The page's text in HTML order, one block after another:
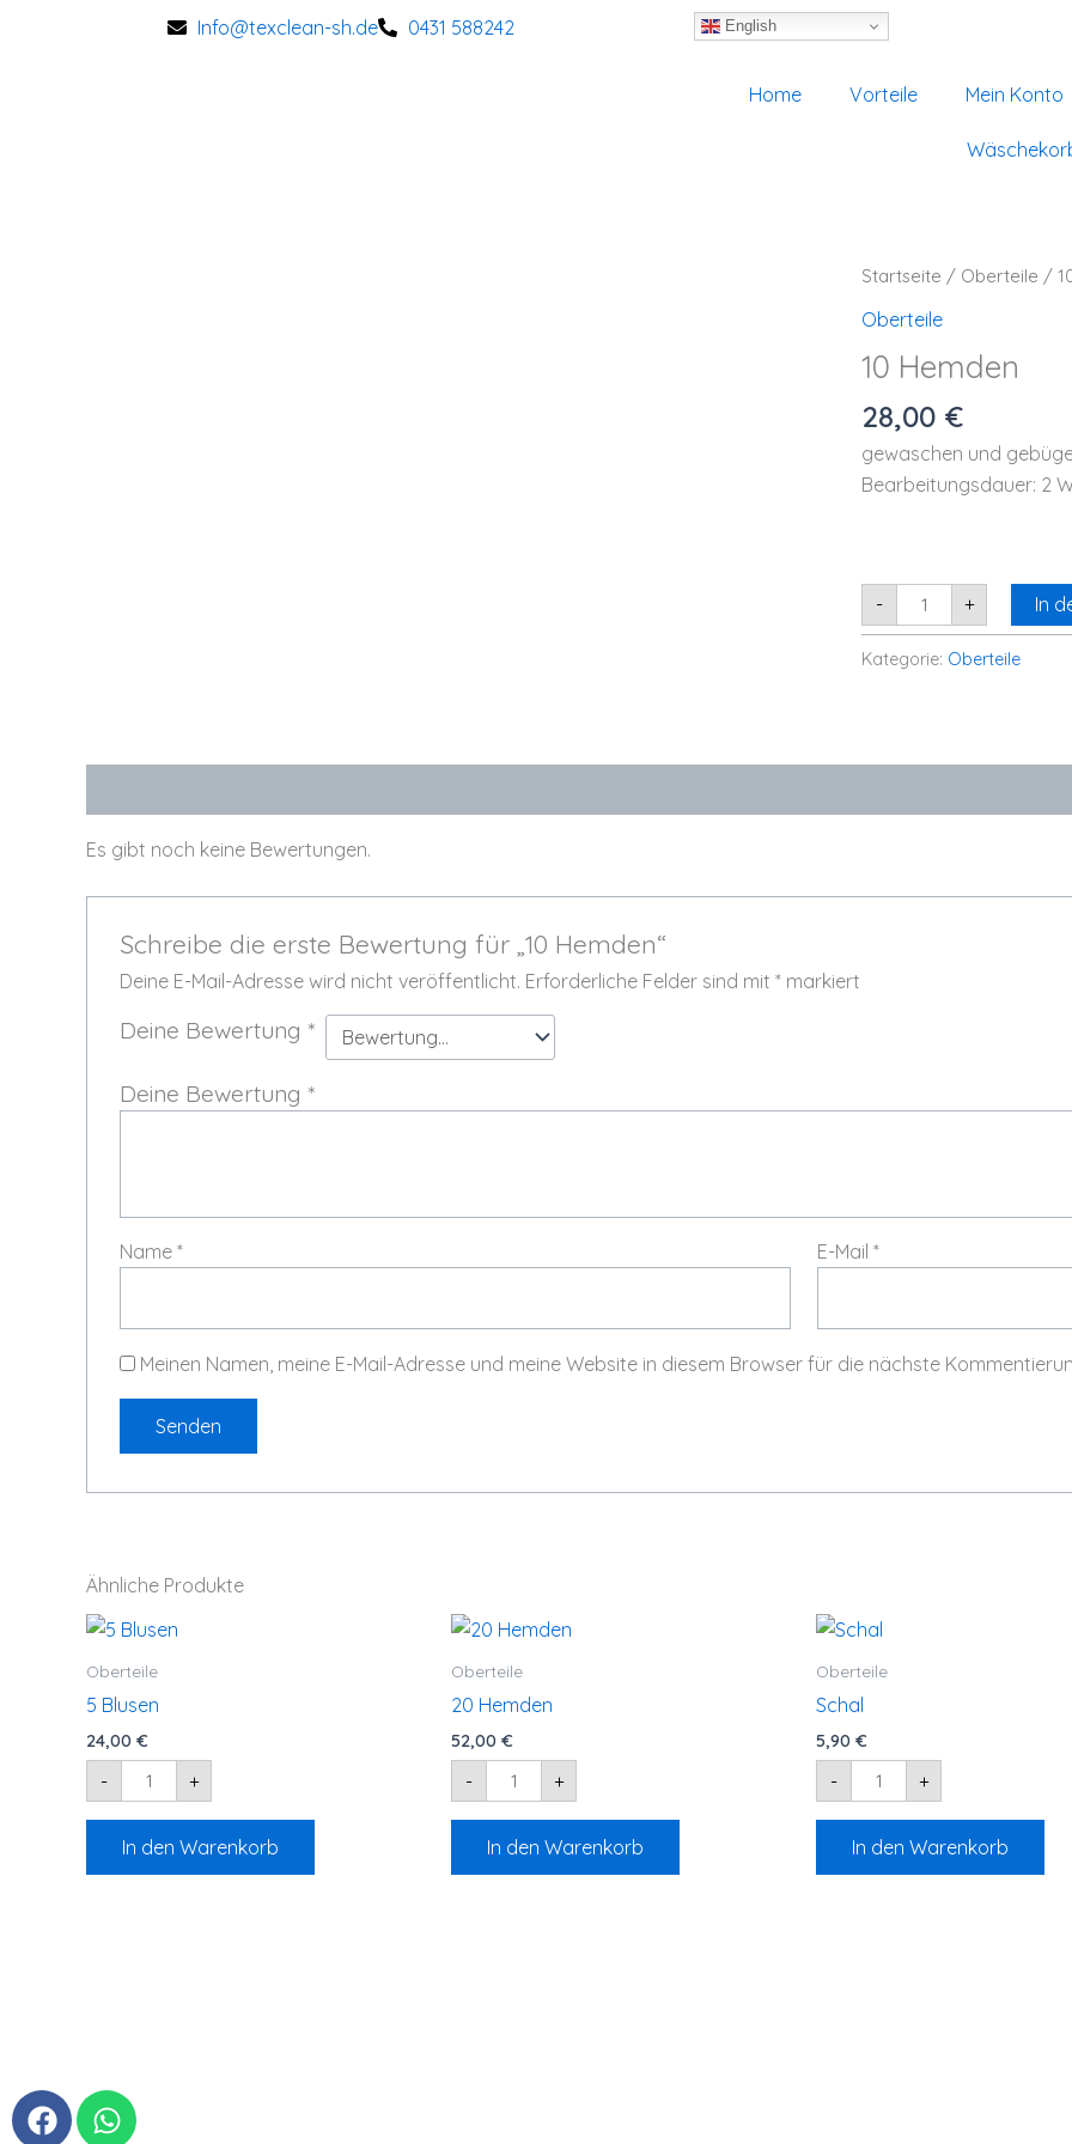
Info@texclean-sh.de 0431 588242 English
Home Vorteile Mein Konto
Startseite / Oberteile /
Oberteile
10 Hemden
28,00 €
gewaschen und
Bearbeitungsdauer: 2
-
10
Hemden
Menge
+ In
Kategorie: Oberteile
Es gibt noch keine Bewertungen.
Schreibe die erste Bewertung für „10 Hemden“
Deine E-Mail-Adresse wird nicht veröffentlicht. Erforderliche Felder sind mit *markiert
Deine Bewertung *
Deine Bewertung *
Name * E-Mail*
Meinen Namen, meine E-Mail-Adresse und meine Website in diesem Browser für die nächste
Ähnliche Produkte
Oberteile
5 Blusen
24,00 €
-
5
Blusen
Menge
+
In den Warenkorb
Oberteile
20 Hemden
52,00 €
-
20
Hemden
Menge
+
In den Warenkorb
Oberteile
Schal
5,90 €
-
Schal
Menge
+
In den Warenkorb
F
a
W
h